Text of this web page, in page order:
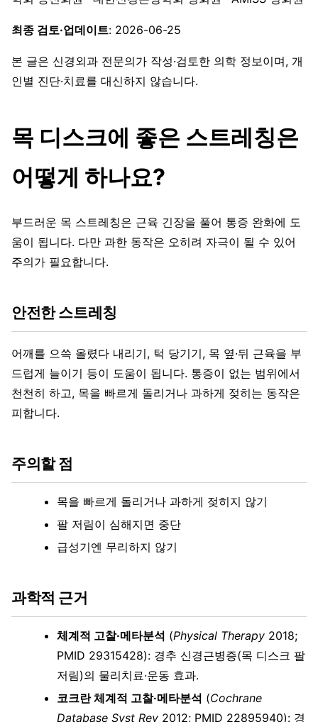
최종 검토·업데이트: 2026-06-25
본 글은 신경외과 전문의가 작성·검토한 의학 정보이며, 개
인별 진단·치료를 대신하지 않습니다.
목 디스크에 좋은 스트레칭은
어떻게 하나요?
부드러운 목 스트레칭은 근육 긴장을 풀어 통증 완화에 도
움이 됩니다. 다만 과한 동작은 오히려 자극이 될 수 있어
주의가 필요합니다.
안전한 스트레칭
어깨를 으쓱 올렸다 내리기, 턱 당기기, 목 옆·뒤 근육을 부
드럽게 늘이기 등이 도움이 됩니다. 통증이 없는 범위에서
천천히 하고, 목을 빠르게 돌리거나 과하게 젖히는 동작은
피합니다.
주의할 점
목을 빠르게 돌리거나 과하게 젖히지 않기
팔 저림이 심해지면 중단
급성기엔 무리하지 않기
과학적 근거
체계적 고찰·메타분석 (Physical Therapy 2018;
PMID 29315428): 경추 신경근병증(목 디스크 팔
저림)의 물리치료·운동 효과.
코크란 체계적 고찰·메타분석 (Cochrane
Database Syst Rev 2012; PMID 22895940): 경